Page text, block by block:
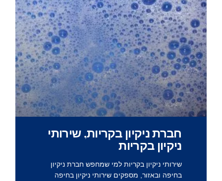
חברת ניקיון בקריות, שירותי
ניקיון בקריות
שירותי ניקיון בקריות למי שמחפש חברת ניקיון
בחיפה ובאזור, מספקים שירותי ניקיון בחיפה